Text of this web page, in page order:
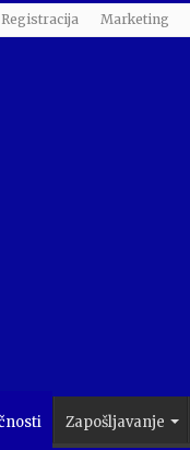
Marketing
Zapošljavanje